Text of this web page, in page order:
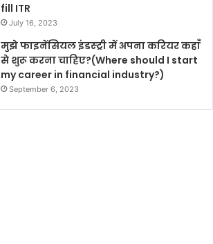
fill ITR
July 16, 2023
मुझे फाइनेंसियल इंडस्ट्री में अपना करियर कहाँ
से शुरू करना चाहिए?(Where should I start
my career in financial industry?)
September 6, 2023